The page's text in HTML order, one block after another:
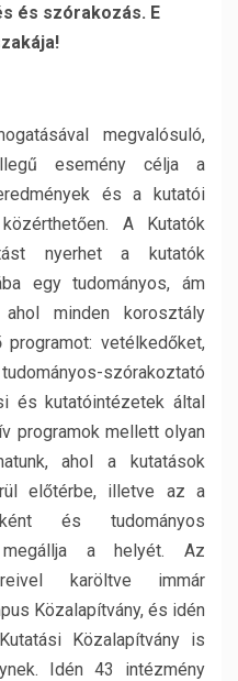
és szórakozás. E
megvalósuló,
esemény célja a
és a kutatói
A Kutatók
nyerhet a kutatók
egy tudományos, ám
minden korosztály
vetélkedőket,
szórakoztató
és kutatóintézetek által
programok mellett olyan
ahol a kutatások
előtérbe, illetve az a
és tudományos
megállja a helyét. Az
karöltve immár
Közalapítvány, és idén
Közalapítvány is
Idén 43 intézmény